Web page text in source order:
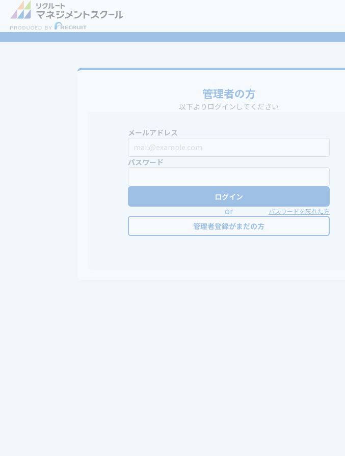
管理者の方
以下よりログインしてください
メールアドレス
パスワード
ログイン
or パスワードを忘れた方
管理者登録がまだの方